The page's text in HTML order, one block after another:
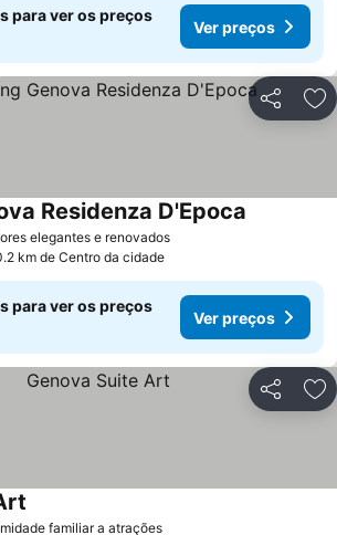
para ver os preços
Ver preços
Partilhar
elegantes e renovadosVer preços
Residenza D'Epoca
km de Centro da cidade
para ver os preços
Ver preços
Partilhar
familiar a atraçõesVer preços